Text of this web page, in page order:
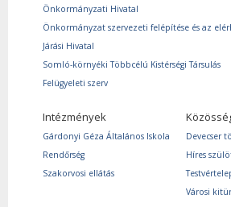
Önkormányzati Hivatal
Önkormányzat szervezeti felépítése és az
Járási Hivatal
Somló-környéki Többcélú Kistérségi Társulás
Felügyeleti szerv
Intézmények
Gárdonyi Géza Általános Iskola
Rendőrség
Szakorvosi ellátás
Devecser
Híres
Városi